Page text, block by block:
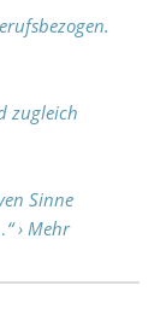
zugleich
Sinne
› Mehr